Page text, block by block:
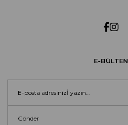
E-BÜLTEN
Gönder